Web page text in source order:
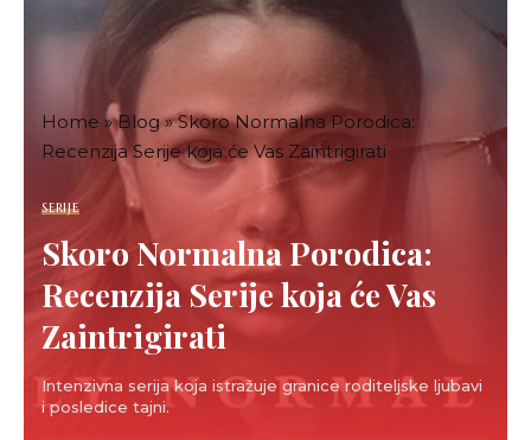
Home »Blog»Skoro Normalna Porodica:
Recenzija Serije koja će Vas Zaintrigirati
SERIJE
Skoro Normalna Porodica:
Recenzija Serije koja će Vas
Zaintrigirati
Intenzivna serija koja istražuje granice roditeljske ljubavi
i posledice tajni.